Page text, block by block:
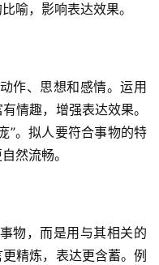
喻，影响表达效果。
情趣，增强表达效果。
”。拟人要符合事物的特
然流畅。
精炼，表达更含蓄。例